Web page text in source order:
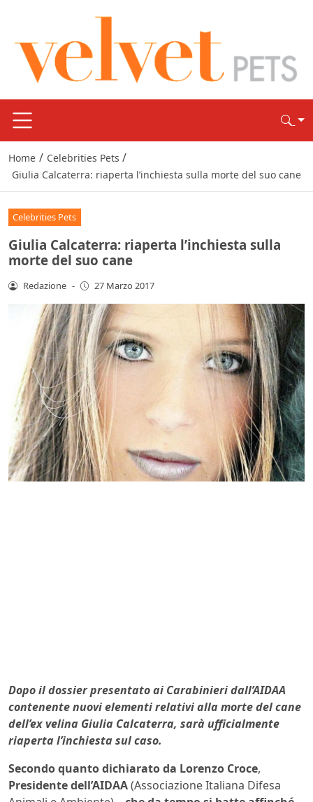
Home / Celebrities Pets /
Giulia Calcaterra: riaperta l’inchiesta sulla morte del suo cane
Celebrities Pets
Giulia Calcaterra: riaperta l’inchiesta sulla
morte del suo cane
Redazione - 27 Marzo 2017
Dopo il dossier presentato ai Carabinieri dall’AIDAA
contenente nuovi elementi relativi alla morte del cane
dell’ex velina Giulia Calcaterra, sarà ufficialmente
riaperta l’inchiesta sul caso.
Secondo quanto dichiarato da Lorenzo Croce,
Presidente dell’AIDAA(Associazione Italiana Difesa